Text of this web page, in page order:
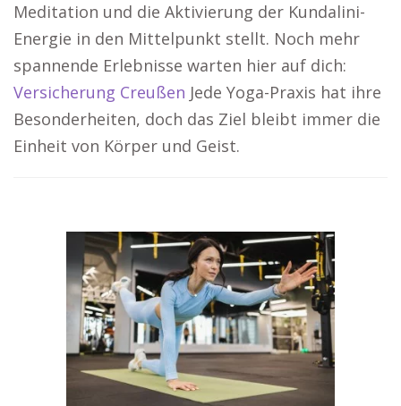
Meditation und die Aktivierung der Kundalini-
Energie in den Mittelpunkt stellt. Noch mehr
spannende Erlebnisse warten hier auf dich:
Versicherung Creußen Jede Yoga-Praxis hat ihre
Besonderheiten, doch das Ziel bleibt immer die
Einheit von Körper und Geist.